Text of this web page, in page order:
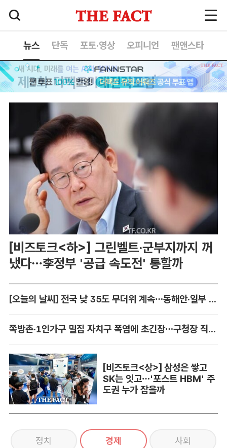
뉴스 단독 포토·영상 오피니언 팬앤스타
[비즈토크<하>] 그린벨트·군부지까지 꺼
냈다…李정부 '공급 속도전' 통할까
[오늘의 날씨] 전국 낮 35도 무더위 계속…동해안·일부 지역 비
쪽방촌·1인가구 밀집 자치구 폭염에 초긴장…구청장 직접 챙긴다
[비즈토크<상>] 삼성은 쌓고
SK는 잇고…'포스트 HBM' 주
도권 누가 잡을까
정치 경제 사회